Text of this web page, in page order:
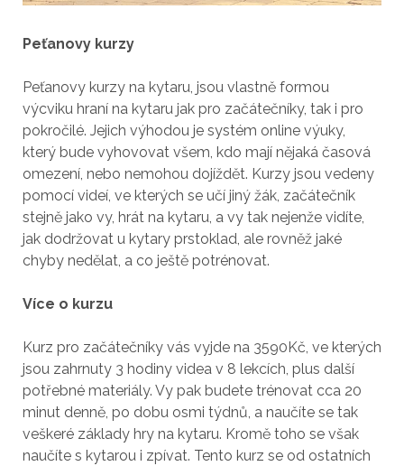
Peťanovy kurzy
Peťanovy kurzy na kytaru, jsou vlastně formou
výcviku hraní na kytaru jak pro začátečníky, tak i pro
pokročilé. Jejich výhodou je systém online výuky,
který bude vyhovovat všem, kdo mají nějaká časová
omezení, nebo nemohou dojíždět. Kurzy jsou vedeny
pomocí videí, ve kterých se učí jiný žák, začátečník
stejně jako vy, hrát na kytaru, a vy tak nejenže vidíte,
jak dodržovat u kytary prstoklad, ale rovněž jaké
chyby nedělat, a co ještě potrénovat.
Více o kurzu
Kurz pro začátečníky vás vyjde na 3590Kč, ve kterých
jsou zahrnuty 3 hodiny videa v 8 lekcích, plus další
potřebné materiály. Vy pak budete trénovat cca 20
minut denně, po dobu osmi týdnů, a naučíte se tak
veškeré základy hry na kytaru. Kromě toho se však
naučíte s kytarou i zpívat. Tento kurz se od ostatních